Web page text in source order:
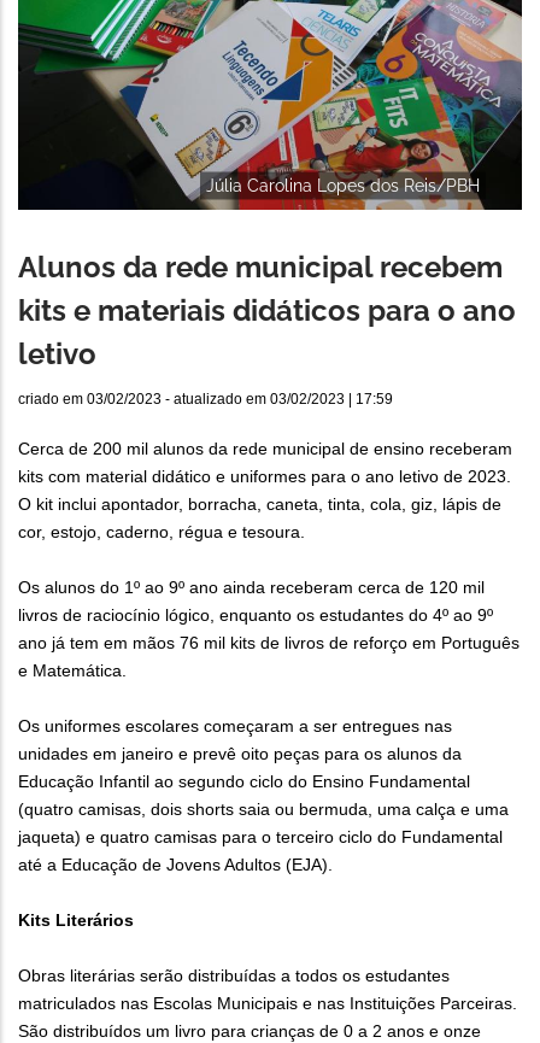
Júlia Carolina Lopes dos Reis/PBH
Alunos da rede municipal recebem
kits e materiais didáticos para o ano
letivo
criado em 03/02/2023 - atualizado em 03/02/2023 | 17:59
Cerca de 200 mil alunos da rede municipal de ensino receberam
kits com material didático e uniformes para o ano letivo de 2023.
O kit inclui apontador, borracha, caneta, tinta, cola, giz, lápis de
cor, estojo, caderno, régua e tesoura.
Os alunos do 1º ao 9º ano ainda receberam cerca de 120 mil
livros de raciocínio lógico, enquanto os estudantes do 4º ao 9º
ano já tem em mãos 76 mil kits de livros de reforço em Português
e Matemática.
Os uniformes escolares começaram a ser entregues nas
unidades em janeiro e prevê oito peças para os alunos da
Educação Infantil ao segundo ciclo do Ensino Fundamental
(quatro camisas, dois shorts saia ou bermuda, uma calça e uma
jaqueta) e quatro camisas para o terceiro ciclo do Fundamental
até a Educação de Jovens Adultos (EJA).
Kits Literários
Obras literárias serão distribuídas a todos os estudantes
matriculados nas Escolas Municipais e nas Instituições Parceiras.
São distribuídos um livro para crianças de 0 a 2 anos e onze